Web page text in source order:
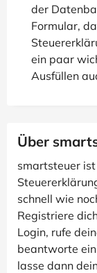
der
Formular,
ein paar
Ausfüllen
Über
smartsteuer
schnell wie
Registriere
Login, rufe
beantworte
lasse dann